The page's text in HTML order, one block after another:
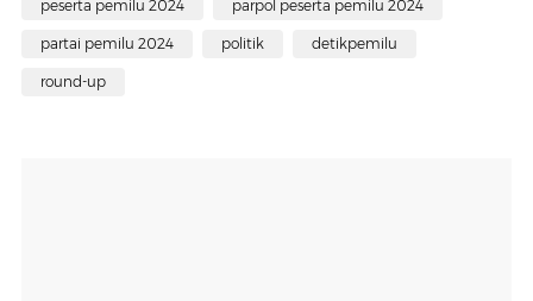
peserta pemilu 2024 parpol peserta pemilu 2024
partai pemilu 2024 politik detikpemilu
round-up